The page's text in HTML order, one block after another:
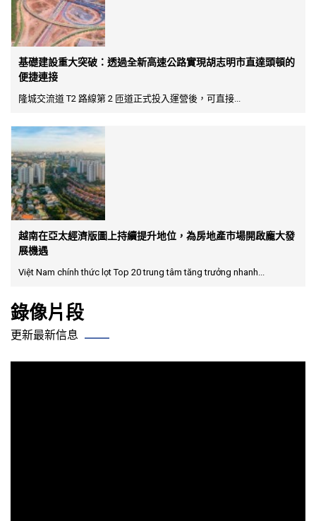
基礎建設重大突破：透過全新高速公路實現胡志明市直達頭頓的
便捷連接
隆城交流道 T2 路線第 2 匝道正式投入運營後，可直接...
越南在亞太經濟版圖上持續提升地位，為房地產市場開啟龐大發
展機遇
Việt Nam chính thức lọt Top 20 trung tâm tăng trưởng nhanh...
錄像片段
更新最新信息